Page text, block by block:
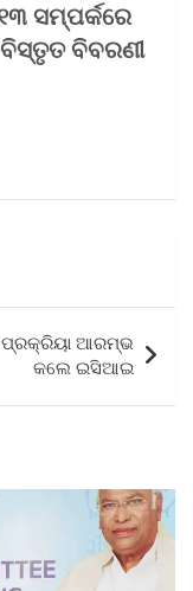
ସମ୍ପର୍କରେ
ବିବରଣୀ
ପ୍ରକ୍ରିୟା ଆରମ୍ଭ
କଲେ ଇସିଆଇ